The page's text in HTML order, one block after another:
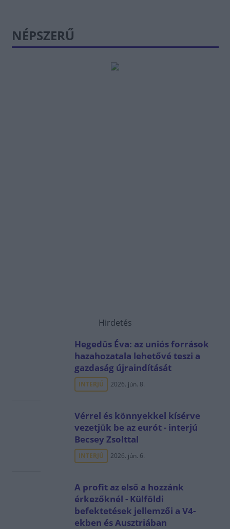
NÉPSZERŰ
Hirdetés
Hegedüs Éva: az uniós források
hazahozatala lehetővé teszi a
gazdaság újraindítását
INTERJÚ 2026. jún. 8.
Vérrel és könnyekkel kísérve
vezetjük be az eurót - interjú
Becsey Zsolttal
INTERJÚ 2026. jún. 6.
A profit az első a hozzánk
érkezőknél - Külföldi
befektetések jellemzői a V4-
ekben és Ausztriában